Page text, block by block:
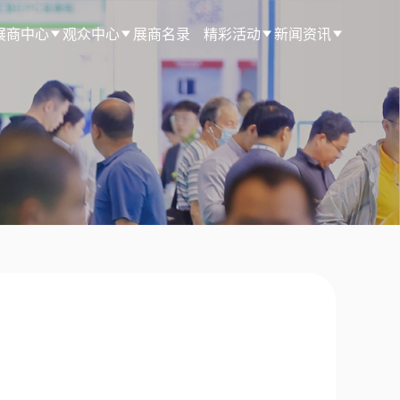
商中心 观众中心 展商名录 精彩活动 新闻资讯